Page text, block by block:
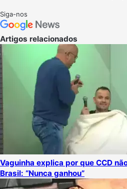
Siga-nos
Artigos relacionados
Vaguinha explica por que CCD
Brasil: “Nunca ganhou”